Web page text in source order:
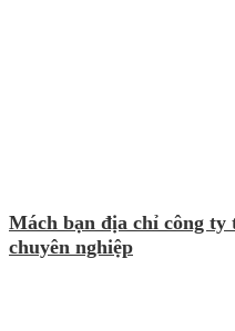
Mách bạn địa chỉ công
chuyên nghiệp